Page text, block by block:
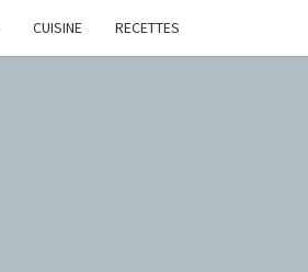
CUISINE RECETTES